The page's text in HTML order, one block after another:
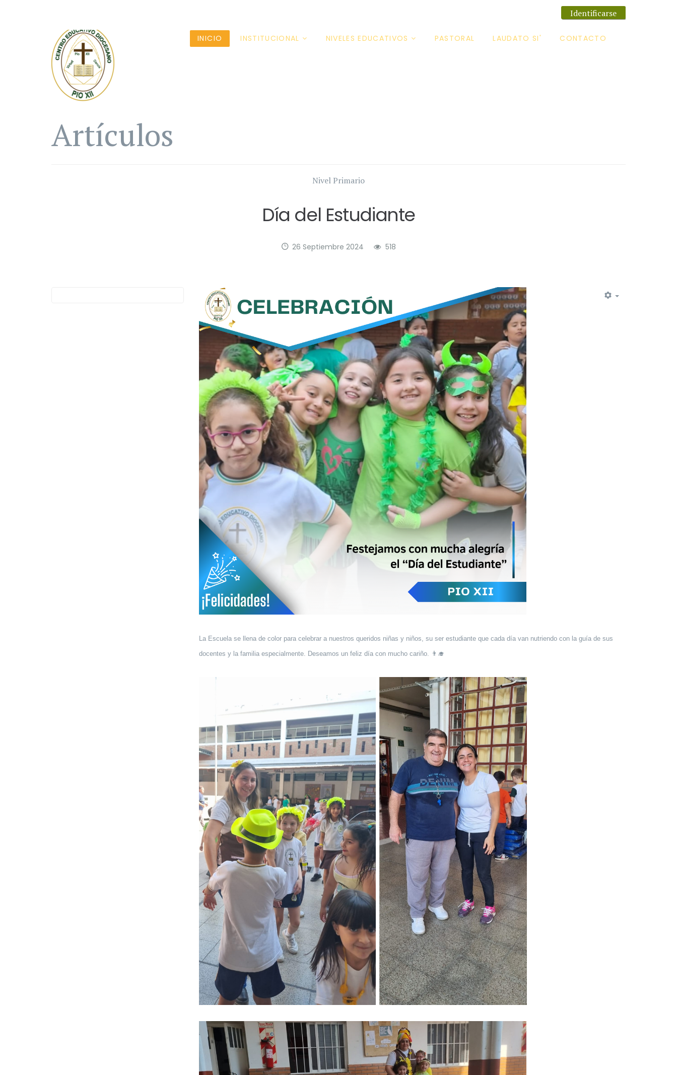
Identificarse
INICIO INSTITUCIONAL NIVELES EDUCATIVOS PASTORAL LAUDATO SI' CONTACTO
Artículos
Nivel Primario
Día del Estudiante
26 Septiembre 2024 518
La Escuela se llena de color para celebrar a nuestros queridos niñas y niños, su ser estudiante que cada día van nutriendo con la guía de sus
docentes y la familia especialmente. Deseamos un feliz día con mucho cariño. 👨‍🎓